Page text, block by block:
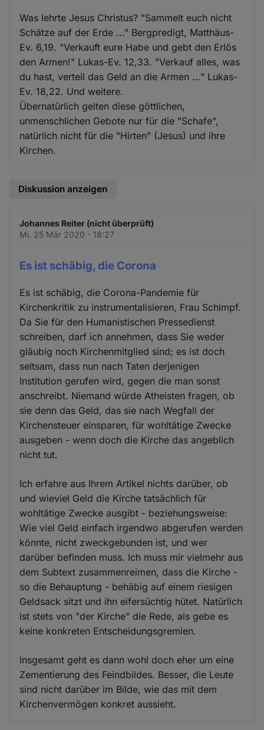
Was lehrte Jesus Christus? "Sammelt euch nicht
Schätze auf der Erde ..." Bergpredigt, Matthäus-
Ev. 6,19. "Verkauft eure Habe und gebt den Erlös
den Armen!" Lukas-Ev. 12,33. "Verkauf alles, was
du hast, verteil das Geld an die Armen ..." Lukas-
Ev. 18,22. Und weitere.
Übernatürlich gelten diese göttlichen,
unmenschlichen Gebote nur für die "Schafe",
natürlich nicht für die "Hirten" (Jesus) und ihre
Kirchen.
Diskussion anzeigen
Johannes Reiter (nicht überprüft)
Mi. 25 Mär 2020 - 18:27
Es ist schäbig, die Corona
Es ist schäbig, die Corona-Pandemie für
Kirchenkritik zu instrumentalisieren, Frau Schimpf.
Da Sie für den Humanistischen Pressedienst
schreiben, darf ich annehmen, dass Sie weder
gläubig noch Kirchenmitglied sind; es ist doch
seltsam, dass nun nach Taten derjenigen
Institution gerufen wird, gegen die man sonst
anschreibt. Niemand würde Atheisten fragen, ob
sie denn das Geld, das sie nach Wegfall der
Kirchensteuer einsparen, für wohltätige Zwecke
ausgeben - wenn doch die Kirche das angeblich
nicht tut.
Ich erfahre aus Ihrem Artikel nichts darüber, ob
und wieviel Geld die Kirche tatsächlich für
wohltätige Zwecke ausgibt - beziehungsweise:
Wie viel Geld einfach irgendwo abgerufen werden
könnte, nicht zweckgebunden ist, und wer
darüber befinden muss. Ich muss mir vielmehr aus
dem Subtext zusammenreimen, dass die Kirche -
so die Behauptung - behäbig auf einem riesigen
Geldsack sitzt und ihn eifersüchtig hütet. Natürlich
ist stets von "der Kirche" die Rede, als gebe es
keine konkreten Entscheidungsgremien.
Insgesamt geht es dann wohl doch eher um eine
Zementierung des Feindbildes. Besser, die Leute
sind nicht darüber im Bilde, wie das mit dem
Kirchenvermögen konkret aussieht.